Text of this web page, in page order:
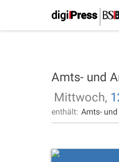
Amts- und
Mittwoch,
enthält: Amts-